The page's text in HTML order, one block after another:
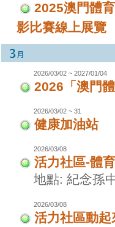
2025澳門體
影比賽線上展覽
2026/03/02 ~ 2027/01/04
2026「澳門
2026/03/02 ~ 31
健康加油站
2026/03/08
活力社區-體
地點: 紀念孫
2026/03/08
活力社區動